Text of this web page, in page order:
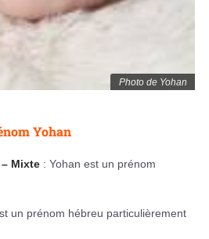
Photo de Yohan
Yohan
Mixte : Yohan est un prénom
un prénom hébreu particulièrement